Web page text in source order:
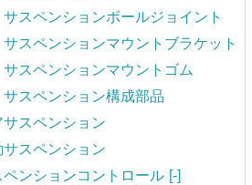
サスペンションボールジョイント
サスペンションマウントブラケット
サスペンションマウントゴム
サスペンション構成部品
サスペンション
サスペンション
ペンションコントロール [-]